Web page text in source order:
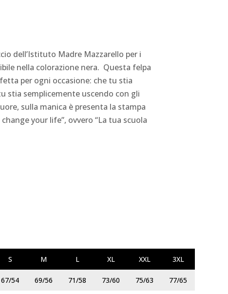
dell’Istituto Madre Mazzarello per i
nella colorazione nera. Questa felpa
per ogni occasione: che tu stia
stia semplicemente uscendo con gli
sulla manica è presenta la stampa
your life”, ovvero “La tua scuola
S M L XL XXL 3XL
67/54 69/56 71/58 73/60 75/63 77/65